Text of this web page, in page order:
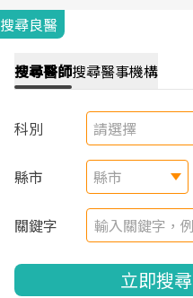
搜尋良醫
搜尋醫師搜尋醫事機構
科別 請選擇
縣市 縣市
關鍵字
立即搜尋